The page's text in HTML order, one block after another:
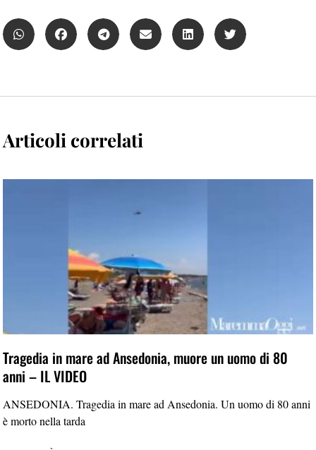
Articoli correlati
Tragedia in mare ad Ansedonia, muore un uomo di 80
anni – IL VIDEO
ANSEDONIA. Tragedia in mare ad Ansedonia. Un uomo di 80 anni
è morto nella tarda